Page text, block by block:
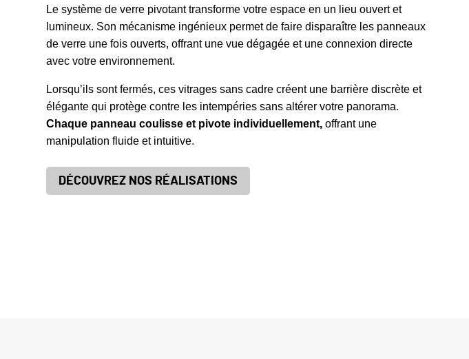
Le système de verre pivotant transforme votre espace en un lieu ouvert et
lumineux. Son mécanisme ingénieux permet de faire disparaître les panneaux
de verre une fois ouverts, offrant une vue dégagée et une connexion directe
avec votre environnement.
Lorsqu’ils sont fermés, ces vitrages sans cadre créent une barrière discrète et
élégante qui protège contre les intempéries sans altérer votre panorama.
Chaque panneau coulisse et pivote individuellement, offrant une
manipulation fluide et intuitive.
DÉCOUVREZ NOS RÉALISATIONS